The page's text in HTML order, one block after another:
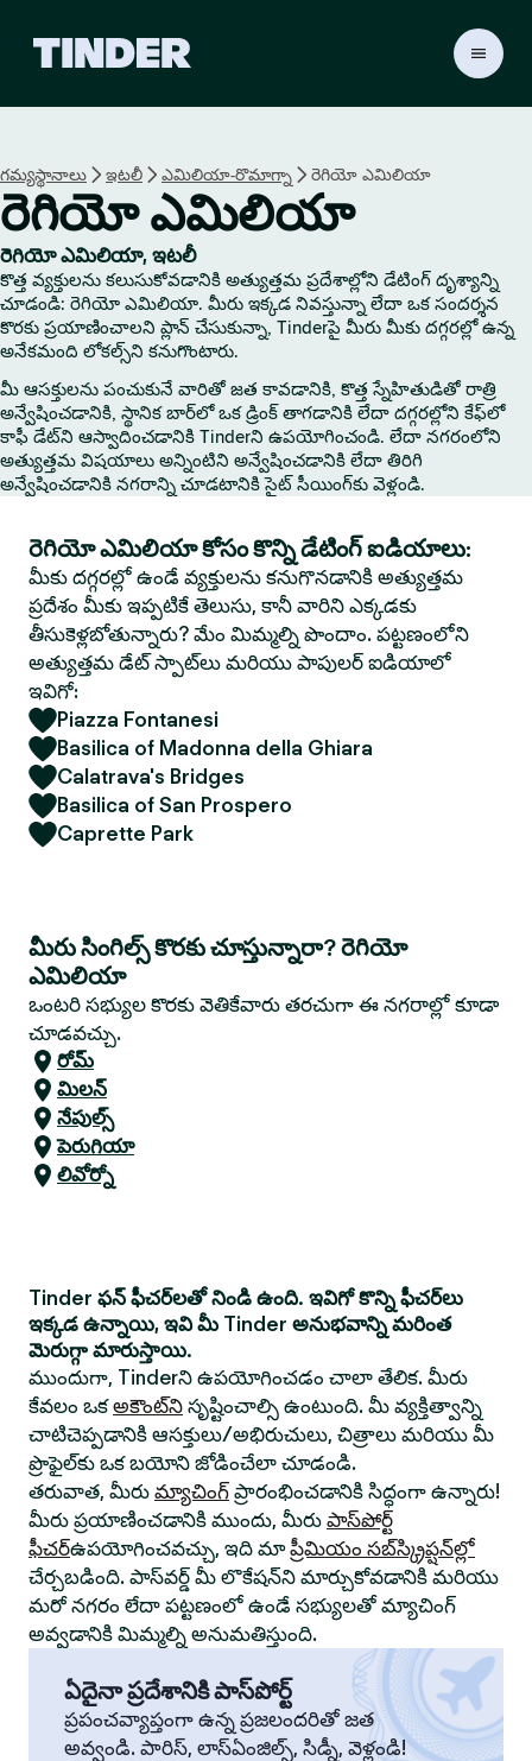
r
హో
మ్
గమ్యస్థానాలు ఇటలీ ఎమిలియా-రొమాగ్నా రెగియో ఎమిలియా
రెగియో ఎమిలియా
రెగియో ఎమిలియా, ఇటలీ
కొత్త వ్యక్తులను కలుసుకోవడానికి అత్యుత్తమ ప్రదేశాల్లోని డేటింగ్ దృశ్యాన్ని
చూడండి: రెగియో ఎమిలియా. మీరు ఇక్కడ నివస్తున్నా లేదా ఒక సందర్శన
కొరకు ప్రయాణించాలని ప్లాన్ చేసుకున్నా, Tinderపై మీరు మీకు దగ్గరల్లో ఉన్న
అనేకమంది లోకల్స్‌ని కనుగొంటారు.
మీ ఆసక్తులను పంచుకునే వారితో జత కావడానికి, కొత్త స్నేహితుడితో రాత్రి
అన్వేషించడానికి, స్థానిక బార్‌లో ఒక డ్రింక్ తాగడానికి లేదా దగ్గరల్లోని కేఫ్‌లో
కాఫీ డేట్‌ని ఆస్వాదించడానికి Tinderని ఉపయోగించండి. లేదా నగరంలోని
అత్యుత్తమ విషయాలు అన్నింటిని అన్వేషించడానికి లేదా తిరిగి
అన్వేషించడానికి నగరాన్ని చూడటానికి సైట్ సీయింగ్‌కు వెళ్లండి.
రెగియో ఎమిలియా కోసం కొన్ని డేటింగ్ ఐడియాలు:
మీకు దగ్గరల్లో ఉండే వ్యక్తులను కనుగొనడానికి అత్యుత్తమ
ప్రదేశం మీకు ఇప్పటికే తెలుసు, కానీ వారిని ఎక్కడకు
తీసుకెళ్లబోతున్నారు? మేం మిమ్మల్ని పొందాం. పట్టణంలోని
అత్యుత్తమ డేట్ స్పాట్‌లు మరియు పాపులర్ ఐడియాలో
ఇవిగో:
Piazza Fontanesi
Basilica of Madonna della Ghiara
Calatrava's Bridges
Basilica of San Prospero
Caprette Park
మీరు సింగిల్స్ కొరకు చూస్తున్నారా? రెగియో
ఎమిలియా
ఒంటరి సభ్యుల కొరకు వెతికేవారు తరచుగా ఈ నగరాల్లో కూడా
చూడవచ్చు.
రోమ్
మిలన్
నేపుల్స్
పెరుగియా
లివోర్నో
Tinder ఫన్ ఫీచర్‌లతో నిండి ఉంది. ఇవిగో కొన్ని ఫీచర్‌లు
ఇక్కడ ఉన్నాయి, ఇవి మీ Tinder అనుభవాన్ని మరింత
మెరుగ్గా మారుస్తాయి.
ముందుగా, Tinderని ఉపయోగించడం చాలా తేలిక. మీరు
కేవలం ఒకఅకౌంట్‌ని సృష్టించాల్సి ఉంటుంది. మీ వ్యక్తిత్వాన్ని
చాటిచెప్పడానికి ఆసక్తులు/అభిరుచులు, చిత్రాలు మరియు మీ
ప్రొఫైల్‌కు ఒక బయోని జోడించేలా చూడండి.
తరువాత, మీరు మ్యాచింగ్ ప్రారంభించడానికి సిద్ధంగా ఉన్నారు!
మీరు ప్రయాణించడానికి ముందు, మీరు పాస్‌పోర్ట్
ఫీచర్ఉపయోగించవచ్చు, ఇది మాప్రీమియం సబ్‌స్క్రిప్షన్‌ల్లో
చేర్చబడింది. పాస్‌వర్డ్ మీ లొకేషన్‌ని మార్చుకోవడానికి మరియు
మరో నగరం లేదా పట్టణంలో ఉండే సభ్యులతో మ్యాచింగ్
అవ్వడానికి మిమ్మల్ని అనుమతిస్తుంది.
ఏదైనా ప్రదేశానికి పాస్‌పోర్ట్
ప్రపంచవ్యాప్తంగా ఉన్న ప్రజలందరితో జత
అవ్వండి. పారిస్, లాస్‌ఏంజిల్స్, సిడ్నీ, వెళ్లండి!